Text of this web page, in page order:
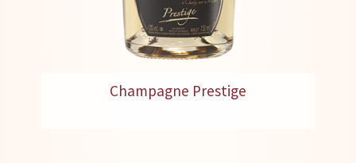
Champagne Prestige